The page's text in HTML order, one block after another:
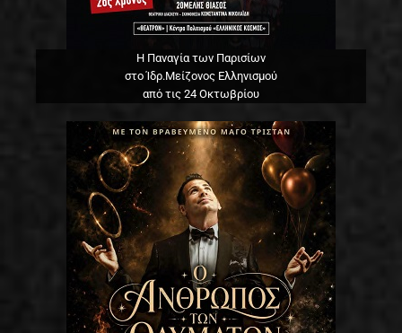
Η Παναγία των Παρισίων
στο Ίδρ.Μείζονος Ελληνισμού
από τις 24 Οκτωβρίου